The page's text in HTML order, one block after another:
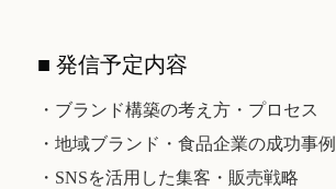
■ 発信予定内容
・ブランド構築の考え方・プロセス
・地域ブランド・食品企業の成功事例
・SNSを活用した集客・販売戦略